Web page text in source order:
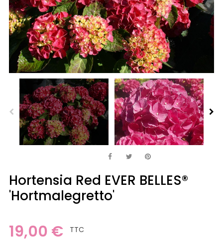
Hortensia Red EVER BELLES®
'Hortmalegretto'
19,00 € TTC